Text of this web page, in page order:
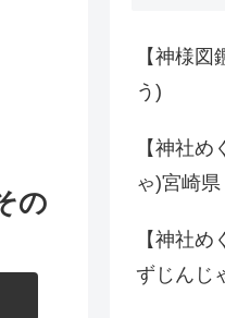
の
【神様
う)
【神社
ゃ)宮崎県
【神社
ずじんじ